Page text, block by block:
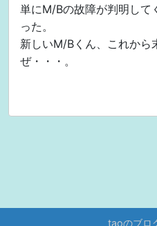
単にM/Bの故障が判明して
った。
新しいM/Bくん、これから
ぜ・・・。
taoのブロ